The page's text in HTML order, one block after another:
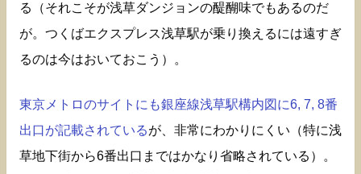
る（それこそが浅草ダンジョンの醍醐味でもあるのだ
が。つくばエクスプレス浅草駅が乗り換えるには遠すぎ
るのは今はおいておこう）。
東京メトロのサイトにも銀座線浅草駅構内図に6, 7, 8番
出口が記載されているが、非常にわかりにくい（特に浅
草地下街から6番出口まではかなり省略されている）。